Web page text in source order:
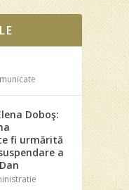
Doboş:
fi urmărită
a